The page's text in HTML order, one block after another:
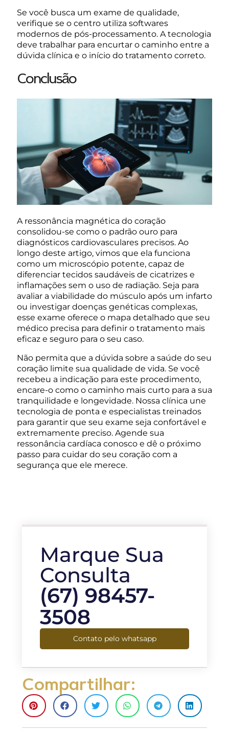
Se você busca um exame de qualidade,
verifique se o centro utiliza softwares
modernos de pós-processamento. A tecnologia
deve trabalhar para encurtar o caminho entre a
dúvida clínica e o início do tratamento correto.
Conclusão
A ressonância magnética do coração
consolidou-se como o padrão ouro para
diagnósticos cardiovasculares precisos. Ao
longo deste artigo, vimos que ela funciona
como um microscópio potente, capaz de
diferenciar tecidos saudáveis de cicatrizes e
inflamações sem o uso de radiação. Seja para
avaliar a viabilidade do músculo após um infarto
ou investigar doenças genéticas complexas,
esse exame oferece o mapa detalhado que seu
médico precisa para definir o tratamento mais
eficaz e seguro para o seu caso.
Não permita que a dúvida sobre a saúde do seu
coração limite sua qualidade de vida. Se você
recebeu a indicação para este procedimento,
encare-o como o caminho mais curto para a sua
tranquilidade e longevidade. Nossa clínica une
tecnologia de ponta e especialistas treinados
para garantir que seu exame seja confortável e
extremamente preciso. Agende sua
ressonância cardíaca conosco e dê o próximo
passo para cuidar do seu coração com a
segurança que ele merece.
Marque Sua
Consulta
(67) 98457-
3508
Contato pelo whatsapp
Compartilhar: